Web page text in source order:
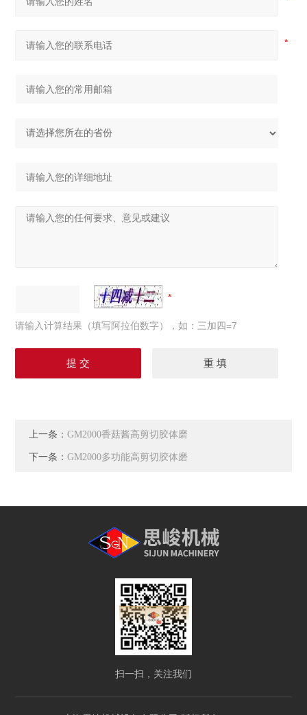
请输入计算结果（填写阿拉伯数字），如：三加四=7
上一条：GM2000香菇酱高剪切胶体磨
下一条：GM2000多功能高剪切胶体磨
扫一扫，关注我们